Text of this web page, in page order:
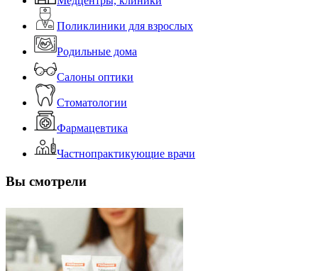
Поликлиники для взрослых
Родильные дома
Салоны оптики
Стоматологии
Фармацевтика
Частнопрактикующие врачи
Вы смотрели